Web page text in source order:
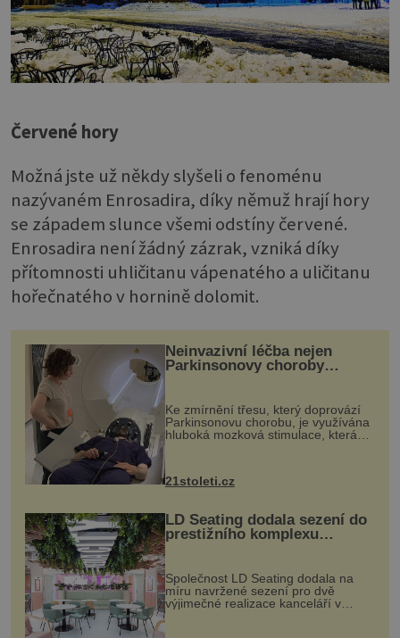
Červené hory
Možná jste už někdy slyšeli o fenoménu
nazývaném Enrosadira, díky němuž hrají hory
se západem slunce všemi odstíny červené.
Enrosadira není žádný zázrak, vzniká díky
přítomnosti uhličitanu vápenatého a uličitanu
hořečnatého v hornině dolomit.
Neinvazivní léčba nejen
Parkinsonovy choroby
Ke zmírnění třesu, který doprovází
Parkinsonovu chorobu, je využívána
hluboká mozková stimulace, která
však vyžaduje vysoce invazivní
zákrok. Ultrazvuk zase není vhodný
k dostatečně přesnému zacílení ...
21stoleti.cz
LD Seating dodala sezení do
prestižního komplexu
MediaCityUK v Salfordu
Společnost LD Seating dodala na
míru navržené sezení pro dvě
výjimečné realizace kanceláří v
areálu MediaCityUK v anglickém